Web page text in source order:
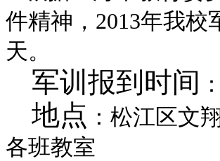
件精神， 2013年我校
天。
军训报到时间 ：
地点 ：松江区文
各班教室